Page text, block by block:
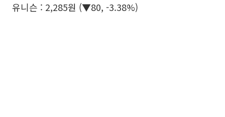
유니슨 : 2,285원 (▼80, -3.38%)